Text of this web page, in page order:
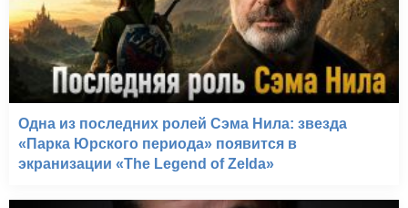
Одна из последних ролей Сэма Нила: звезда
«Парка Юрского периода» появится в
экранизации «The Legend of Zelda»